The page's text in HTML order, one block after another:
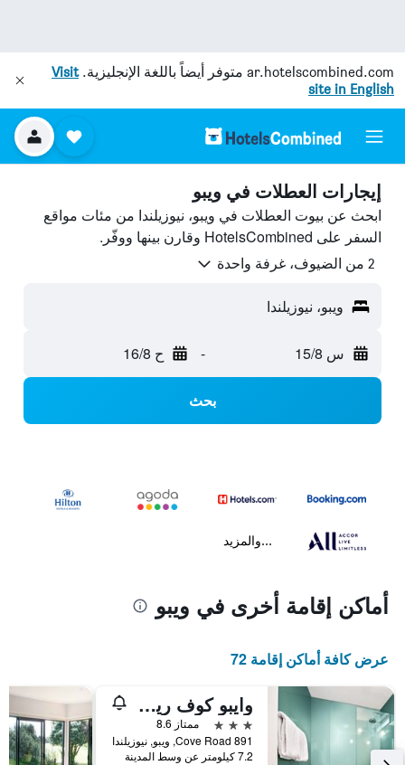
ar.hotelscombined.com متوفر أيضاً باللغة الإنجليزية.Visit
site in English
إيجارات العطلات في ويبو
ابحث عن بيوت العطلات في ويبو، نيوزيلندا من مئات مواقع
السفر على HotelsCombined وقارن بينها ووفّر.
2 من الضيوف، غرفة واحدة
ويبو، نيوزيلندا
س 15/8 - ح 16/8
بحث
...والمزيد
أماكن إقامة أخرى في ويبو
عرض كافة أماكن إقامة 72
وايبو كوف ريزورت
3 نجوم
ممتاز 8.6
891 Cove Road, ويبو, نيوزيلندا
7.2 كيلومتر عن وسط المدينة